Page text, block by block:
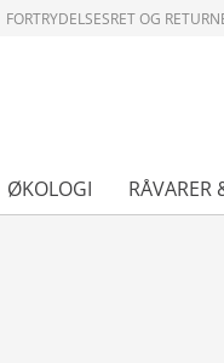
FORTRYDELSESRET OG
ØKOLOGI RÅVARER